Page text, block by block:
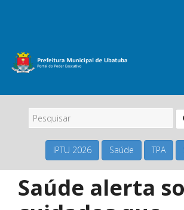
IPTU 2026 Saúde TPA
Saúde alerta